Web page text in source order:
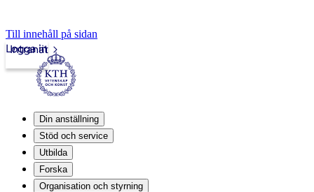
Till innehåll på sidan
Intranät
Logga in
Din anställning
Stöd och service
Utbilda
Forska
Organisation och styrning